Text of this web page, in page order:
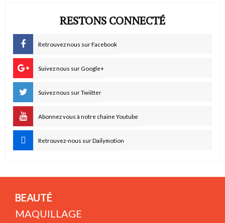
RESTONS CONNECTÉ
Retrouvez nous sur Facebook
Suivez nous sur Google+
Suivez nous sur Twiitter
Abonnez vous à notre chaine Youtube
Retrouvez-nous sur Dailymotion
BEAUTÉ
MAQUILLAGE